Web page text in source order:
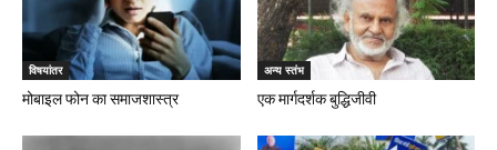
विषयांतर
मोबाइल फोन का समाजशास्त्र
अन्य स्तंभ
एक मार्गदर्शक बुद्धिजीवी